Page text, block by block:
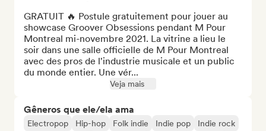
GRATUIT 🔥 Postule gratuitement pour jouer au
showcase Groover Obsessions pendant M Pour
Montreal mi-novembre 2021. La vitrine a lieu le
soir dans une salle officielle de M Pour Montreal
avec des pros de l'industrie musicale et un public
du monde entier. Une vér...
Veja mais
Gêneros que ele/ela ama
Electropop Hip-hop Folk indie Indie pop
Indie rock